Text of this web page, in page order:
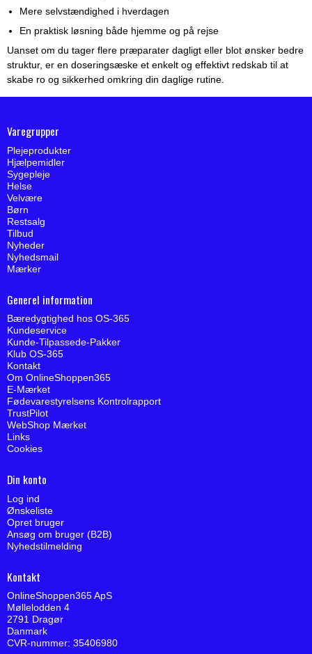
Mere selvstændighed i hverdagen
En praktisk løsning både hjemme og på rejse
Uanset om du tager flere præparater dagligt eller blot ønsker bedre
struktur, er en doseringsæske et enkelt og effektivt redskab til at
skabe ro og sikkerhed omkring din daglige rutine.
Varegrupper
Plejeprodukter
Hjælpemidler
Sygepleje
Helse
Velvære
Børn
Restsalg
Tilbud
Nyheder
Nyhedsmail
Mærker
Generel information
Bæredygtighed hos OS-365
Kundeservice
Kunde-Tilpassede-Pakker
Klub OS-365
Kontakt
Om OnlineShoppen365
E-Mærket
Fødevarestyrelsens Kontrolrapport
TrustPilot
WebShop Mærket
Links
Cookies
Din konto
Log ind
Ønskeliste
Opret bruger
Ansøg om bruger (B2B)
Nyhedstilmelding
Kontakt
OnlineShoppen365 ApS
Møllelodden 4
2791 Dragør
Danmark
CVR-nummer: 35406980